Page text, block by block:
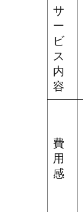
サ
ー
ビ
ス
内
容
費
用
感